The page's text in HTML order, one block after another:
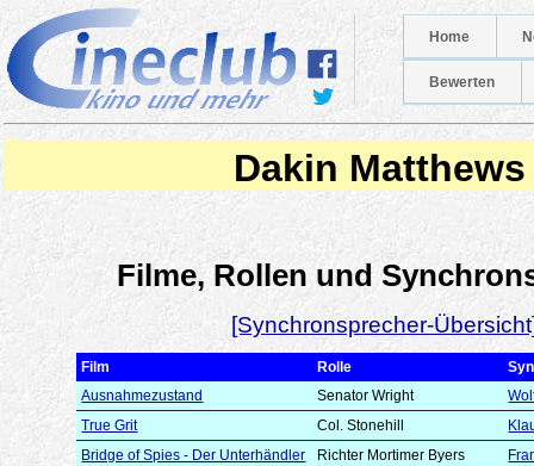
Home
Bewerten
Dakin Matthews
Filme, Rollen und
[Synchronsprecher-
Film Rolle
Ausnahmezustand
Senator Wright
True Grit
Col. Stonehill
Bridge of Spies - Der Unterhändler
Richter Mortimer Byers